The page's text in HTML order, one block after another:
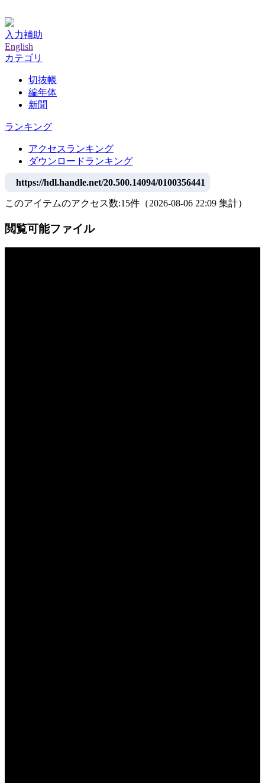
入力補助
English
カテゴリ
切抜帳
編年体
新聞
ランキング
アクセスランキング
ダウンロードランキング
https://hdl.handle.net/20.500.14094/0100356441
このアイテムのアクセス数:15件 （2026-08-06 22:09 集計）
閲覧可能ファイル